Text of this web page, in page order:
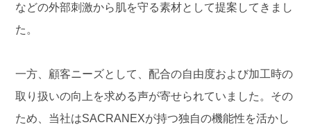
などの外部刺激から肌を守る素材として提案してきまし
た。
一方、顧客ニーズとして、配合の自由度および加工時の
取り扱いの向上を求める声が寄せられていました。その
ため、当社はSACRANEXが持つ独自の機能性を活かし